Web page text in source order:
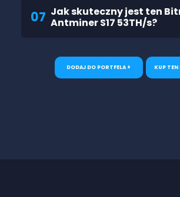
07 Jak skuteczny jest ten
Antminer S17 53TH/s?
DODAJ DO PORTFELA + KUP TEN